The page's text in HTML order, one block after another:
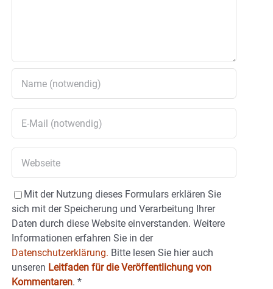
Mit der Nutzung dieses Formulars erklären Sie
sich mit der Speicherung und Verarbeitung Ihrer
Daten durch diese Website einverstanden. Weitere
Informationen erfahren Sie in der
Datenschutzerklärung. Bitte lesen Sie hier auch
unseren Leitfaden für die Veröffentlichung von
Kommentaren. *